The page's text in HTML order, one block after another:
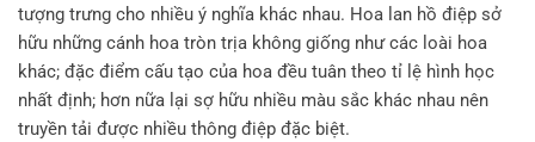
tượng trưng cho nhiều ý nghĩa khác nhau. Hoa lan hồ điệp sở
hữu những cánh hoa tròn trịa không giống như các loài hoa
khác; đặc điểm cấu tạo của hoa đều tuân theo tỉ lệ hình học
nhất định; hơn nữa lại sợ hữu nhiều màu sắc khác nhau nên
truyền tải được nhiều thông điệp đặc biệt.